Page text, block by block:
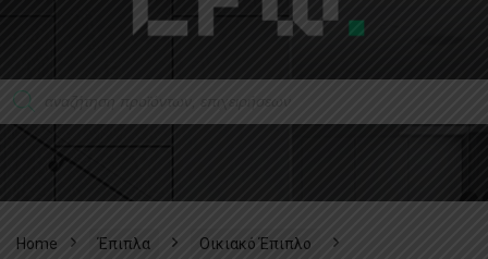
Home Έπιπλα Οικιακό Έπιπλο